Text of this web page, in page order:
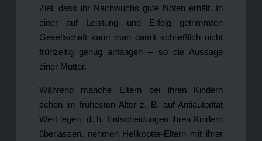
Ziel, dass ihr Nachwuchs gute Noten erhält. In
einer auf Leistung und Erfolg getrimmten
Gesellschaft kann man damit schließlich nicht
frühzeitig genug anfangen – so die Aussage
einer Mutter.
Während manche Eltern bei ihren Kindern
schon im frühesten Alter z. B. auf Antiautorität
Wert legen, d. h. Entscheidungen ihren Kindern
überlassen, nehmen Helikopter-Eltern mit ihrer